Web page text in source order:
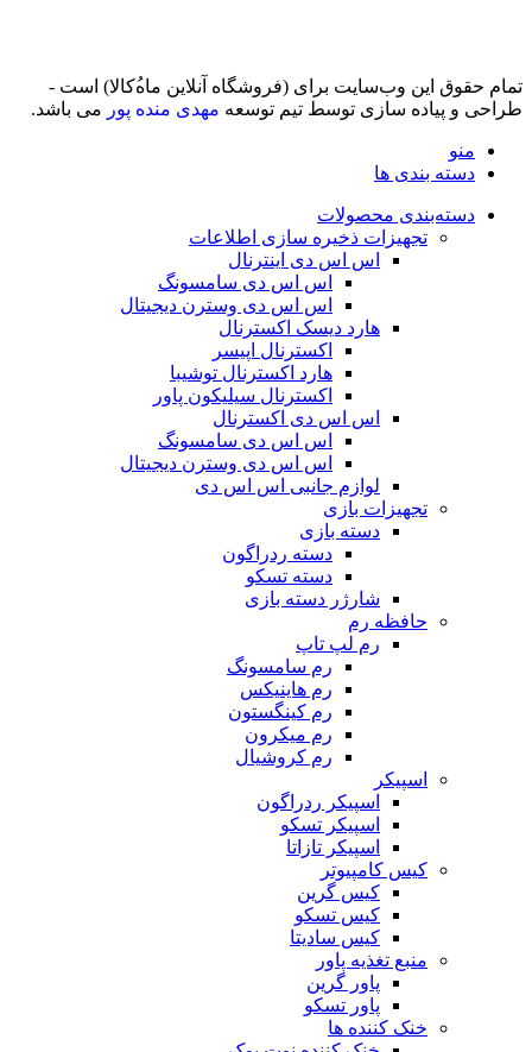
تمام حقوق اين وب‌سايت برای (فروشگاه آنلاین ماه‌‌‌‌‌‌ُکالا) است -
طراحی و پیاده سازی توسط تیم توسعه مهدی منده پور می باشد.
منو
دسته بندی ها
دسته‌بندی محصولات
تجهیزات ذخیره سازی اطلاعات
اس اس دی اینترنال
اس اس دی سامسونگ
اس اس دی وسترن دیجیتال
هارد دیسک اکسترنال
اکسترنال اپیسر
هارد اکسترنال توشیبا
اکسترنال سیلیکون پاور
اس اس دی اکسترنال
اس اس دی سامسونگ
اس اس دی وسترن دیجیتال
لوازم جانبی اس اس دی
تجهیزات بازی
دسته بازی
دسته ردراگون
دسته تسکو
شارژر دسته بازی
حافظه رم
رم لپ تاپ
رم سامسونگ
رم هاینیکس
رم کینگستون
رم میکرون
رم کروشیال
اسپیکر
اسپیکر ردراگون
اسپیکر تسکو
اسپیکر تازاتا
کیس کامپیوتر
کیس گرین
کیس تسکو
کیس سادیتا
منبع تغذیه‌ پاور
پاور گرین
پاور تسکو
خنک کننده ها